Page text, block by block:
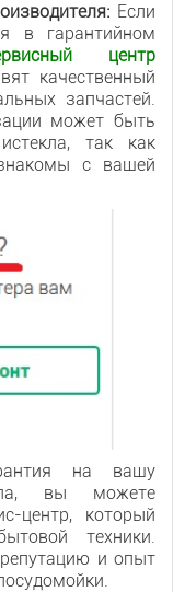
Если
в гарантийном
центр
качественный
запчастей.
может быть
так как
с вашей
на вашу
вы можете
центр, который
техники.
и опыт